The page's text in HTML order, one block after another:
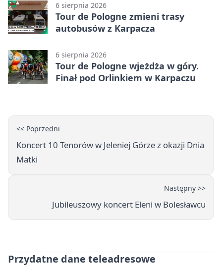
6 sierpnia 2026
Tour de Pologne zmieni trasy
autobusów z Karpacza
6 sierpnia 2026
Tour de Pologne wjeżdża w góry.
Finał pod Orlinkiem w Karpaczu
<< Poprzedni
Koncert 10 Tenorów w Jeleniej Górze z okazji Dnia
Matki
Następny >>
Jubileuszowy koncert Eleni w Bolesławcu
Przydatne dane teleadresowe